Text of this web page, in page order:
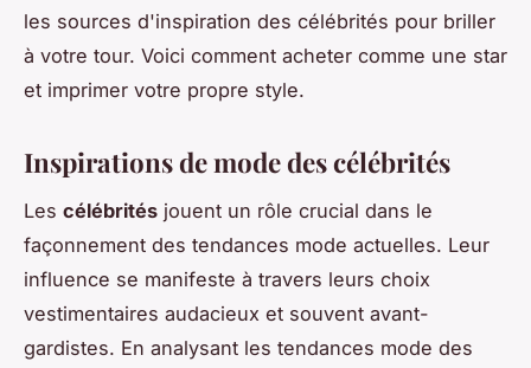
les sources d'inspiration des célébrités pour briller
à votre tour. Voici comment acheter comme une star
et imprimer votre propre style.
Inspirations de mode des célébrités
Les célébrités jouent un rôle crucial dans le
façonnement des tendances mode actuelles. Leur
influence se manifeste à travers leurs choix
vestimentaires audacieux et souvent avant-
gardistes. En analysant les tendances mode des